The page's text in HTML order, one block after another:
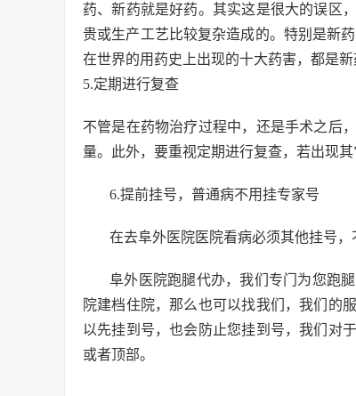
药、新药就是好药。其实这是很大的误区
贵或生产工艺比较复杂造成的。特别是新
在世界的用药史上出现的十大药害，都是新
5.定期进行复查
不管是在药物治疗过程中，还是手术之后
量。此外，要重视定期进行复查，若出现其
6.提前挂号，普通病不用挂专家号
在去阜外医院医院看病必须其他挂号
阜外医院跑腿代办，我们专门为您跑
院建档住院，那么也可以找我们，我们的
以先挂到号，也会防止您挂到号，我们对
或者顶部。